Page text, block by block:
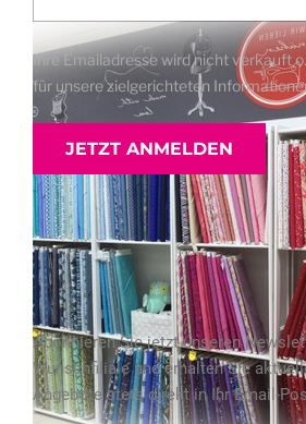
Ihre Emailadresse wird nicht verkauft
für unsere zielgerichteten
Abonnieren Sie jetzt unseren
Wunschfiliale und erhalten Sie
Angebote stets direkt in Ihr Email-